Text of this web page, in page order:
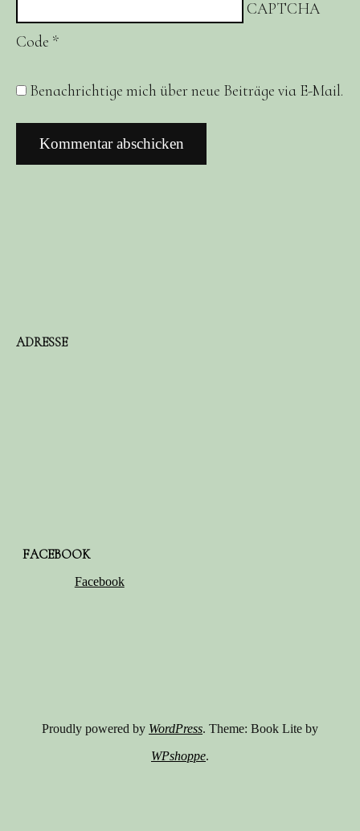
CAPTCHA
Code *
Benachrichtige mich über neue Beiträge via E-Mail.
ADRESSE
FACEBOOK
Facebook
Proudly powered by WordPress. Theme: Book Lite by
WPshoppe.